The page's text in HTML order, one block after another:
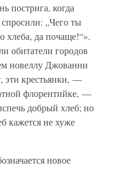
пострига, когда
спросили: „Чего ты
хлеба, да почаще!“».
обитатели городов
новеллу Джованни
эти крестьянки, —
флорентийке, —
добрый хлеб; но
кажется не хуже
новое